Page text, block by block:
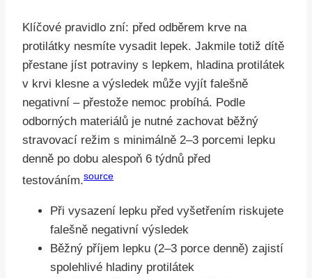
Klíčové pravidlo zní: před odběrem krve na
protilátky nesmíte vysadit lepek. Jakmile totiž dítě
přestane jíst potraviny s lepkem, hladina protilátek
v krvi klesne a výsledek může vyjít falešně
negativní – přestože nemoc probíhá. Podle
odborných materiálů je nutné zachovat běžný
stravovací režim s minimálně 2–3 porcemi lepku
denně po dobu alespoň 6 týdnů před
testováním.source
Při vysazení lepku před vyšetřením riskujete
falešně negativní výsledek
Běžný příjem lepku (2–3 porce denně) zajistí
spolehlivé hladiny protilátek